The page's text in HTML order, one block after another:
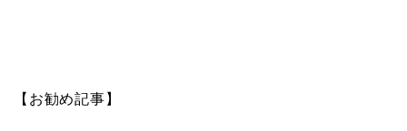
【お勧め記事】